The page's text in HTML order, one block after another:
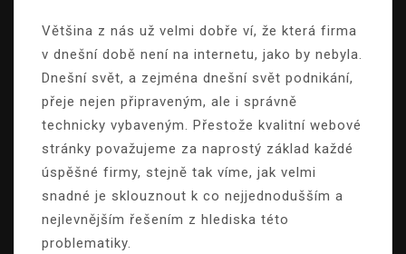
Většina z nás už velmi dobře ví, že která firma
v dnešní době není na internetu, jako by nebyla.
Dnešní svět, a zejména dnešní svět podnikání,
přeje nejen připraveným, ale i správně
technicky vybaveným. Přestože kvalitní webové
stránky považujeme za naprostý základ každé
úspěšné firmy, stejně tak víme, jak velmi
snadné je sklouznout k co nejjednodušším a
nejlevnějším řešením z hlediska této
problematiky.